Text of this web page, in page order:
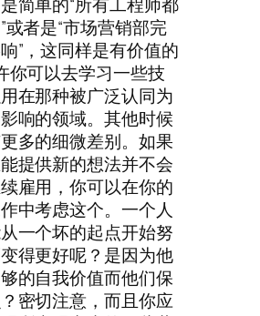
简单的“所有工程师都
或者是“市场营销部完
”，这同样是有价值的
你可以去学习一些技
在那种被广泛认同为
响的领域。其他时候
多的细微差别。如果
提供新的想法并不会
雇用，你可以在你的
中考虑这个。一个人
一个坏的起点开始努
得更好呢？是因为他
的自我价值而他们保
密切注意，而且你应